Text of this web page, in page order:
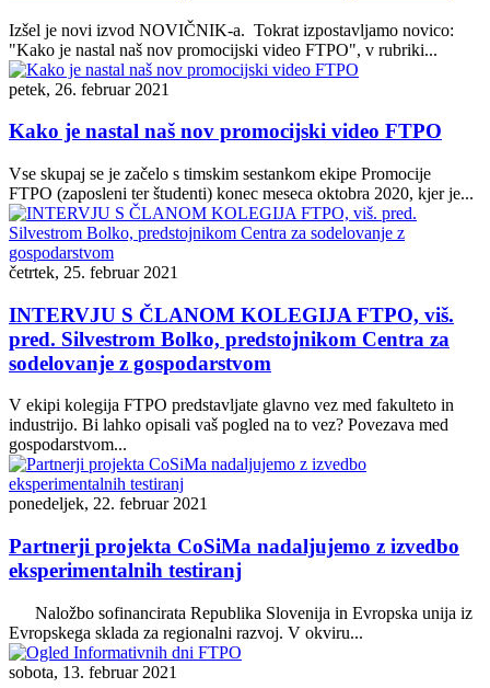
Izšel je novi izvod NOVIČNIK-a. Tokrat izpostavljamo novico:
"Kako je nastal naš nov promocijski video FTPO", v rubriki...
petek, 26. februar 2021
Kako je nastal naš nov promocijski video FTPO
Vse skupaj se je začelo s timskim sestankom ekipe Promocije
FTPO (zaposleni ter študenti) konec meseca oktobra 2020, kjer je...
četrtek, 25. februar 2021
INTERVJU S ČLANOM KOLEGIJA FTPO, viš.
pred. Silvestrom Bolko, predstojnikom Centra za
sodelovanje z gospodarstvom
V ekipi kolegija FTPO predstavljate glavno vez med fakulteto in
industrijo. Bi lahko opisali vaš pogled na to vez? Povezava med
gospodarstvom...
ponedeljek, 22. februar 2021
Partnerji projekta CoSiMa nadaljujemo z izvedbo
eksperimentalnih testiranj
Naložbo sofinancirata Republika Slovenija in Evropska unija iz
Evropskega sklada za regionalni razvoj. V okviru...
sobota, 13. februar 2021